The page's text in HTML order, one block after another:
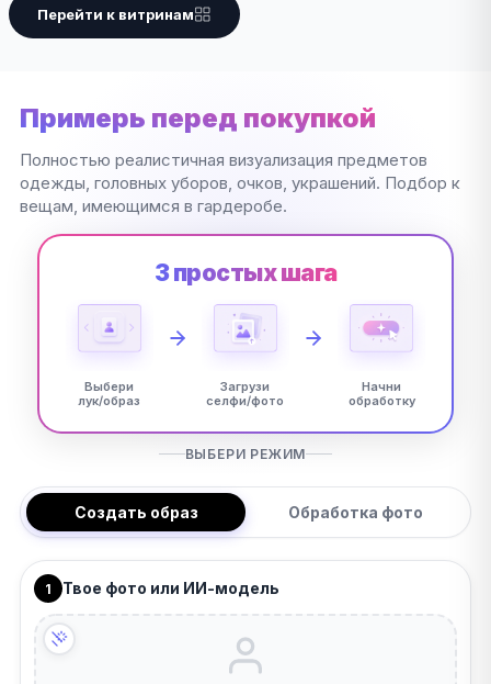
Перейти к витринам
Примерь перед покупкой
Полностью реалистичная визуализация предметов
одежды, головных уборов, очков, украшений. Подбор к
вещам, имеющимся в гардеробе.
3 простых шага
Выбери
лук/образ
Загрузи
селфи/фото
Начни
обработку
ВЫБЕРИ РЕЖИМ
Создать образ Обработка фото
1 Твое фото или ИИ-модель